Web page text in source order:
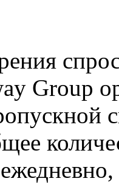
Group